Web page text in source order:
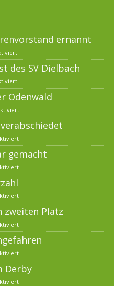
ernannt
des SV Dielbach
Odenwald
gemacht
zweiten Platz
Derby